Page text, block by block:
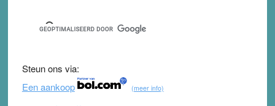
c
e
b
o
o
tt
er
u
T
b
e
e
d
Steun ons via:
Een aankoop
(meer info)